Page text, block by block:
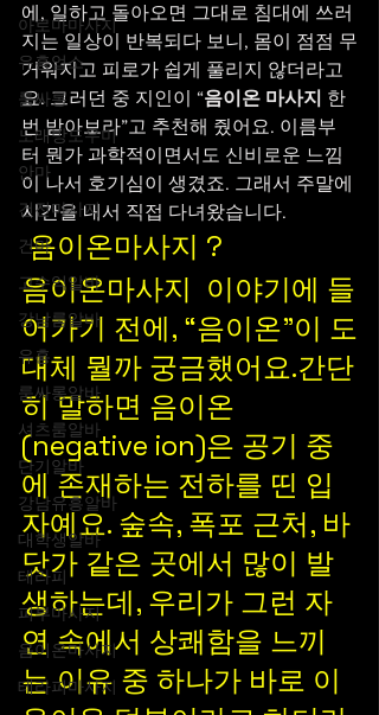
아로마마사지
유흥업소
룸싸롱
노래방도우미
안마
건전마사지
건마
고수익알바
강남룸알바
유흥
룸싸롱알바
셔츠룸알바
단기알바
강남유흥알바
대학생알바
테라피
피부마사지
음이온마사지
테라피마사지
에, 일하고 돌아오면 그대로 침대에 쓰러
지는 일상이 반복되다 보니, 몸이 점점 무
거워지고 피로가 쉽게 풀리지 않더라고
요. 그러던 중 지인이 “음이온 마사지 한
번 받아보라”고 추천해 줬어요. 이름부
터 뭔가 과학적이면서도 신비로운 느낌
이 나서 호기심이 생겼죠. 그래서 주말에
시간을 내서 직접 다녀왔습니다.
음이온마사지 ?
음이온마사지  이야기에 들
어가기 전에, “음이온”이 도
대체 뭘까 궁금했어요.간단
히 말하면 음이온
(negative ion)은 공기 중
에 존재하는 전하를 띤 입
자예요. 숲속, 폭포 근처, 바
닷가 같은 곳에서 많이 발
생하는데, 우리가 그런 자
연 속에서 상쾌함을 느끼
는 이유 중 하나가 바로 이